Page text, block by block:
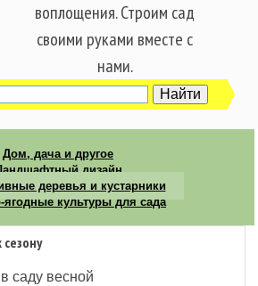
воплощения. Строим сад
своими руками вместе с
нами.
Дом, дача и другое
дизайн
деревья и кустарники
ягодные культуры для сада
саду весной